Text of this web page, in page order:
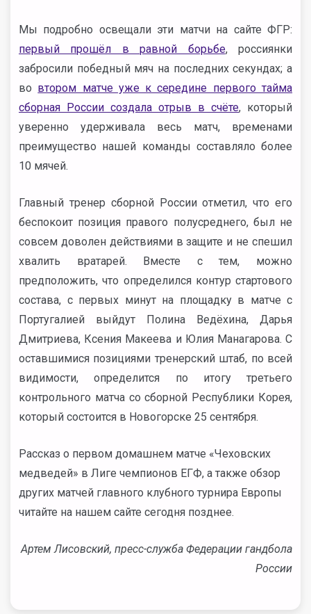
Мы подробно освещали эти матчи на сайте ФГР:
первый прошёл в равной борьбе, россиянки
забросили победный мяч на последних секундах; а
во втором матче уже к середине первого тайма
сборная России создала отрыв в счёте, который
уверенно удерживала весь матч, временами
преимущество нашей команды составляло более
10 мячей.
Главный тренер сборной России отметил, что его
беспокоит позиция правого полусреднего, был не
совсем доволен действиями в защите и не спешил
хвалить вратарей. Вместе с тем, можно
предположить, что определился контур стартового
состава, с первых минут на площадку в матче с
Португалией выйдут Полина Ведёхина, Дарья
Дмитриева, Ксения Макеева и Юлия Манагарова. С
оставшимися позициями тренерский штаб, по всей
видимости, определится по итогу третьего
контрольного матча со сборной Республики Корея,
который состоится в Новогорске 25 сентября.
Рассказ о первом домашнем матче «Чеховских
медведей» в Лиге чемпионов ЕГФ, а также обзор
других матчей главного клубного турнира Европы
читайте на нашем сайте сегодня позднее.
Артем Лисовский, пресс-служба Федерации гандбола
России